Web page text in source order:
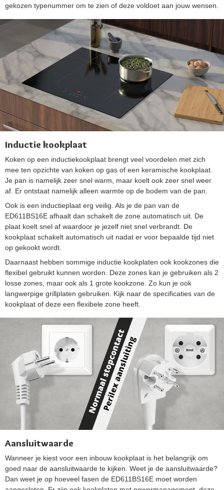
gekozen typenummer om te zien of deze voldoet aan jouw wensen.
Inductie kookplaat
Koken op een inductiekookplaat brengt veel voordelen met zich
mee ten opzichte van koken op gas of een keramische kookplaat.
Je pan is namelijk zeer snel warm, maar koelt ook zeer snel weer
af. Er ontstaat namelijk alleen warmte op de bodem van de pan.
Ook is een inductieplaat erg veilig. Als je de pan van de
ED611BS16E afhaalt dan schakelt de zone automatisch uit. De
plaat koelt snel af waardoor je jezelf niet snel verbrandt. De
kookplaat schakelt automatisch uit nadat er voor bepaalde tijd niet
op gekookt wordt.
Daarnaast hebben sommige inductie kookplaten ook kookzones die
flexibel gebruikt kunnen worden. Deze zones kan je gebruiken als 2
losse zones, maar ook als 1 grote kookzone. Zo kun je ook
langwerpige grillplaten gebruiken. Kijk naar de specificaties van de
kookplaat of deze een flexibele zone heeft.
Aansluitwaarde
Wanneer je kiest voor een inbouw kookplaat is het belangrijk om
goed naar de aansluitwaarde te kijken. Weet je de aansluitwaarde?
Dan weet je op hoeveel fasen de ED611BS16E moet worden